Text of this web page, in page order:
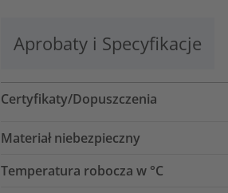
Aprobaty i Specyfikacje
Certyfikaty/Dopuszczenia
Materiał niebezpieczny
Temperatura robocza w °C